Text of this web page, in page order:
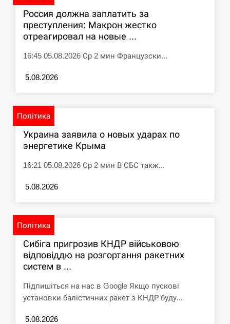
Россия должна заплатить за
преступления: Макрон жестко
отреагировал на новые ...
16:45 05.08.2026 Ср 2 мин Французски...
5.08.2026
Політика
Украина заявила о новых ударах по
энергетике Крыма
16:21 05.08.2026 Ср 2 мин В СБС такж...
5.08.2026
Політика
Сибіга пригрозив КНДР військовою
відповіддю на розгортання ракетних
систем в ...
Підпишіться на нас в Google Якщо пускові
установки балістичних ракет з КНДР буду...
5.08.2026